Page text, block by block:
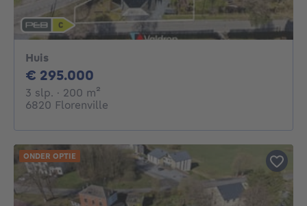
Huis
€ 295.000
3 slp. 3 slaapkamers
· 200 m²
6820 Florenville
ONDER OPTIE